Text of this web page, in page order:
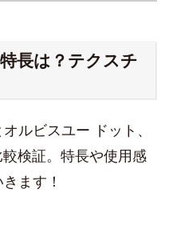
長は？テクスチ
ルビスユー ドット、
検証。特長や使用感
ます！